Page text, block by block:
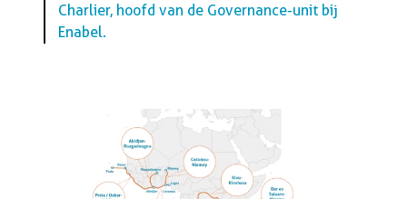
Charlier, hoofd van de Governance-unit bij
Enabel.